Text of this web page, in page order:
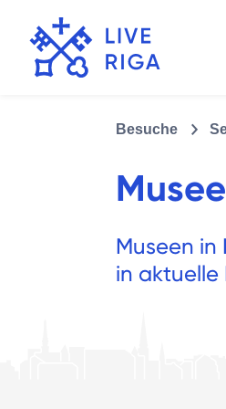
Besuche
Museen in
in aktuelle